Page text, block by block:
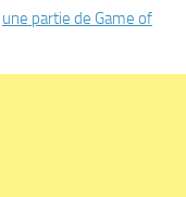
une partie de Game of